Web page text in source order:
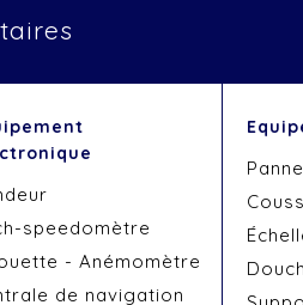
speedomètre
- Anémomètre
de navigation